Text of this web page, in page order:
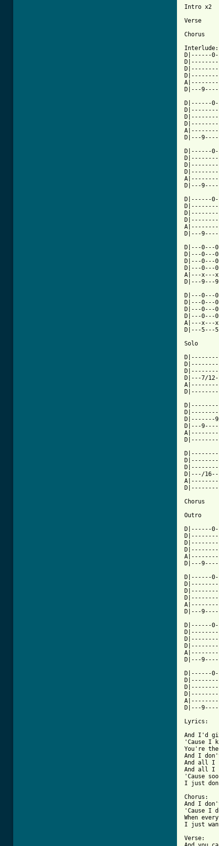
Intro x2
Verse
Chorus
Interlude:
D|------
D|---
D|------
D|---
D|------
D|---
D|------
D|---0---
D|---0---
D|---0---
D|---0---
A|---x---
D|---9---
D|---0---
D|---0---
D|---0---
D|---0---
A|---x---
D|---5---
Solo
D|---7/
D|-------
D|---
D|---/
Chorus
Outro
D|------
D|---
D|------
D|---
D|------
D|---
D|------
D|---
Lyrics:
And I'd
'Cause I
You're
And I
And all I
And all I
'Cause
I just
Chorus:
And I
'Cause I
When
I just
Verse: